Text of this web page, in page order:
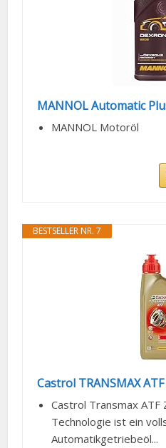
MANNOL Automatic
MANNOL Motoröl
BESTSELLER NR. 7
Castrol TRANSMAX
Castrol Transmax ATF
Technologie ist ein
Automatikgetriebeöl...